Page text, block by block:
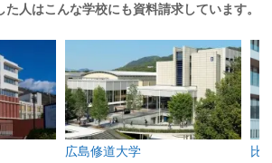
人はこんな学校にも資料請求しています。
広島修道大学 比